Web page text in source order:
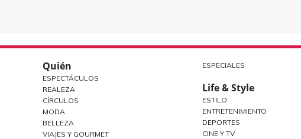
Quién
ESPECTÁCULOS
REALEZA
CÍRCULOS
MODA
BELLEZA
VIAJES Y GOURMET
ESPECIALES
Life & Style
ESTILO
ENTRETENIMIENTO
DEPORTES
CINE Y TV